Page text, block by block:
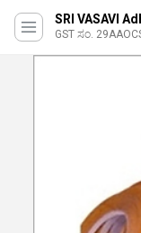
SRI VASAVI
GST ಸಂ.